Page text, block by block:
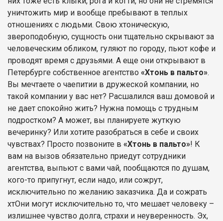
уничтожить мир и вообще пребывают в теплых
отношениях с людьми. Свою хтоническую,
звероподобную, сущность они тщательно скрывают за
человеческим обликом, гуляют по городу, пьют кофе и
проводят время с друзьями. А еще они открывают в
Петербурге собственное агентство «Хтонь в пальто».
Вы мечтаете о чаепитии в дружеской компании, но
такой компании у вас нет? Расшалился ваш домовой и
не дает спокойно жить? Нужна помощь с трудным
подростком? А может, вы планируете жуткую
вечеринку? Или хотите разобраться в себе и своих
чувствах? Просто позвоните в «Хтонь в пальто»! К
вам на вызов обязательно приедут сотрудники
агентства, выпьют с вами чай, пообщаются по душам,
кого-то припугнут, если надо, или сожрут,
исключительно по желанию заказчика. Да и сожрать
хтОни могут исключительно то, что мешает человеку –
излишнее чувство долга, страхи и неуверенность. Эх,